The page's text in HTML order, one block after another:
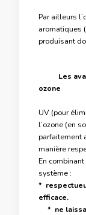
Par ailleurs
aromatiques
produisant
Les
ozone
UV (pour
l’ozone (en
parfaitement
manière
En
système :
*
efficace.
* ne